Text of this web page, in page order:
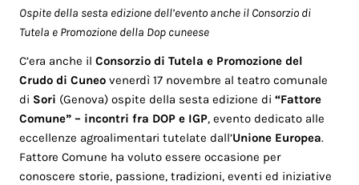
Ospite della sesta edizione dell’evento anche il Consorzio di
Tutela e Promozione della Dop cuneese
C’era anche ilConsorzio di Tutela e Promozione del
Crudo di Cuneo venerdì 17 novembre al teatro comunale
di Sori (Genova) ospite della sesta edizione di“Fattore
Comune” – incontri fra DOP e IGP, evento dedicato alle
eccellenze agroalimentari tutelate dall’Unione Europea.
Fattore Comune ha voluto essere occasione per
conoscere storie, passione, tradizioni, eventi ed iniziative